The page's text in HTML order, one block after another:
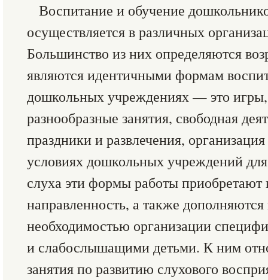
Воспитание и обучение
осуществляется в различных
Большинство из них определяются
являются идентичными формам
дошкольных учреждениях — это игры,
разнообразные занятия, свободная
праздники и развлечения,
условиях дошкольных учреждений
слуха эти формы работы
направленность, а также
необходимостью организации
и слабослышащими детьми. К ним
занятия по развитию слухового